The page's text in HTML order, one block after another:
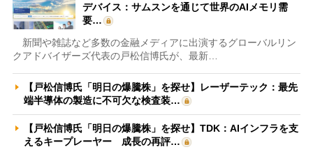
デバイス：サムスンを通じて世界のAIメモリ需
要…
新聞や雑誌など多数の金融メディアに出演するグローバルリン
クアドバイザーズ代表の戸松信博氏が、最新…
【戸松信博氏「明日の爆騰株」を探せ】レーザーテック：最先
端半導体の製造に不可欠な検査装…
【戸松信博氏「明日の爆騰株」を探せ】TDK：AIインフラを支
えるキープレーヤー 成長の再評…